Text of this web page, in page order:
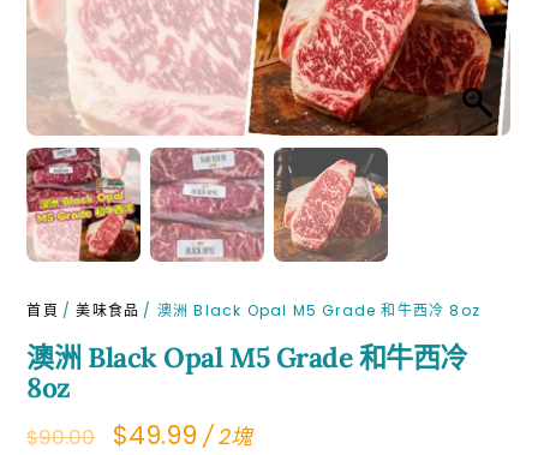
首頁 /美味食品 / 澳洲 Black Opal M5 Grade 和牛西冷 8oz
澳洲 Black Opal M5 Grade 和牛西冷
8oz
$90.00
Original
$49.99Current
/ 2塊